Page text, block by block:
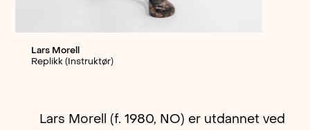
Lars Morell
Replikk (Instruktør)
Lars Morell (f. 1980, NO) er utdannet ved